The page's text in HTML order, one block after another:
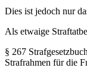
Dies ist jedoch nur
Als etwaige
§ 267
Strafrahmen für die